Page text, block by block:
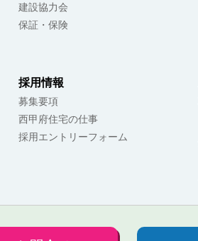
建設協力会
保証・保険
採用情報
募集要項
西甲府住宅の仕事
採用エントリーフォーム